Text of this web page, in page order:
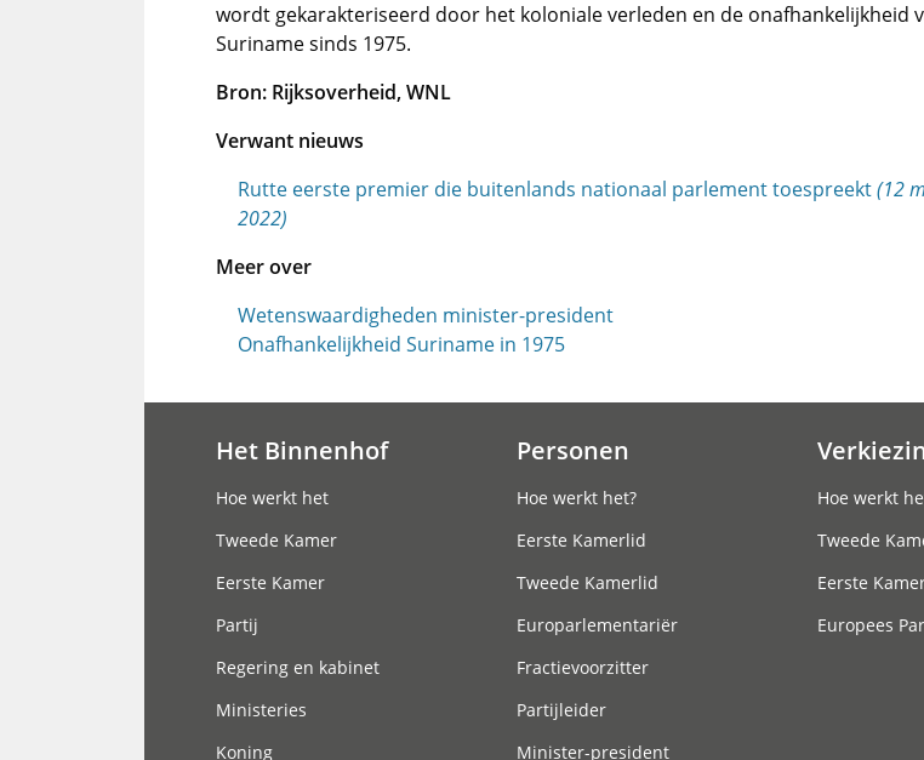
wordt gekarakteriseerd door het koloniale verleden en de onafhankelijkheid
Suriname sinds 1975.
Bron: Rijksoverheid, WNL
Verwant nieuws
Rutte eerste premier die buitenlands nationaal parlement toespreekt(12
2022)
Meer over
Wetenswaardigheden minister-president
Onafhankelijkheid Suriname in 1975
Het Binnenhof
Hoe werkt het
Tweede Kamer
Eerste Kamer
Partij
Regering en kabinet
Ministeries
Koning
Personen
Hoe werkt het?
Eerste Kamerlid
Tweede Kamerlid
Europarlementariër
Fractievoorzitter
Partijleider
Minister-president
Hoe werkt
Tweede
Eerste
Europees